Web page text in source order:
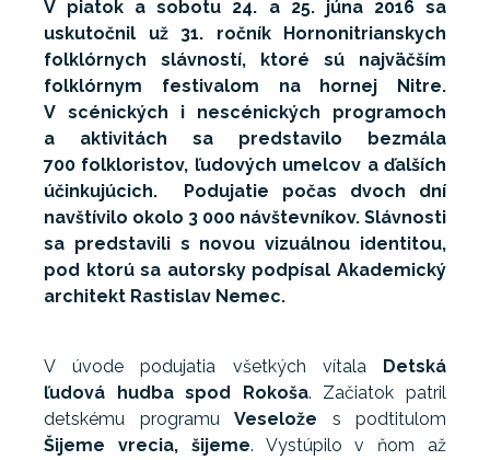
V piatok a sobotu 24. a 25. júna 2016 sa
uskutočnil už 31. ročník Hornonitrianskych
folklórnych slávností, ktoré sú najväčším
folklórnym festivalom na hornej Nitre.
V scénických i nescénických programoch
a aktivitách sa predstavilo bezmála
700 folkloristov, ľudových umelcov a ďalších
účinkujúcich. Podujatie počas dvoch dní
navštívilo okolo 3 000 návštevníkov. Slávnosti
sa predstavili s novou vizuálnou identitou,
pod ktorú sa autorsky podpísal Akademický
architekt Rastislav Nemec.
V úvode podujatia všetkých vítala
Detská
ľudová hudba spod Rokoša. Začiatok patril
detskému programu Veselože s podtitulom
Šijeme vrecia, šijeme. Vystúpilo v ňom až